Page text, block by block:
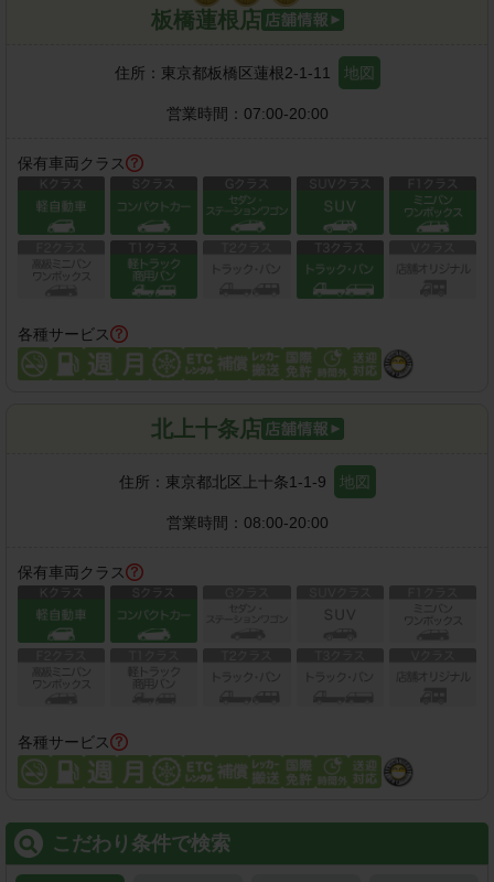
板橋蓮根店
住所： 東京都板橋区蓮根2-1-11 地図
営業時間： 07:00-20:00
保有車両クラス
各種サービス
北上十条店
住所： 東京都北区上十条1-1-9 地図
営業時間： 08:00-20:00
保有車両クラス
各種サービス
こだわり条件で検索